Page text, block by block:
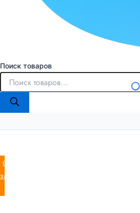
Поиск товаров
Оставить
заявку